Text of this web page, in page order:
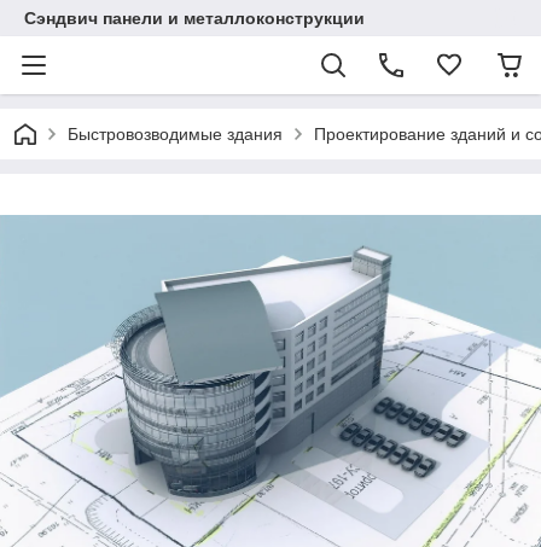
Сэндвич панели и металлоконструкции
Быстровозводимые здания Проектирование зданий и